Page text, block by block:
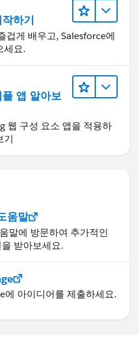
하기
겁게 배우고, Salesforce에
세요.
앱 알아보
웹 구성 요소 앱을 적용하
기
움말
말에 방문하여 추가적인
받아보세요.
아이디어를 제출하세요.